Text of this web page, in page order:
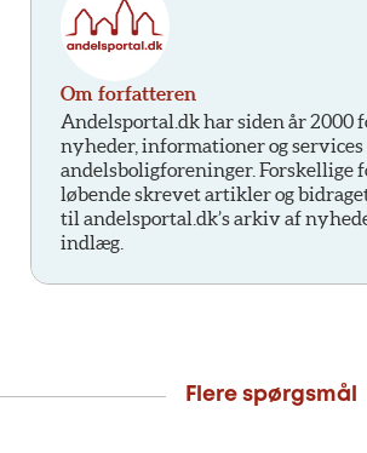
Om forfatteren
Andelsportal.dk har siden år 2000
nyheder, informationer og
andelsboligforeninger. Forskellige
løbende skrevet artikler og
til andelsportal.dk’s arkiv af
indlæg.
Flere spørgsmål